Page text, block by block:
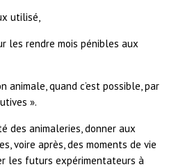
utilisé,
les rendre mois pénibles aux
animale, quand c’est possible, par
».
des animaleries, donner aux
voire après, des moments de vie
les futurs expérimentateurs à